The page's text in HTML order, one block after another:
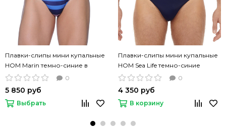
Плавки-слипы мини купальные
HOM Marin темно-синие в
полоску
0
5 850 руб
Выбрать
Плавки-слипы мини купальные
HOM Sea Life темно-синие
0
4 350 руб
В корзину